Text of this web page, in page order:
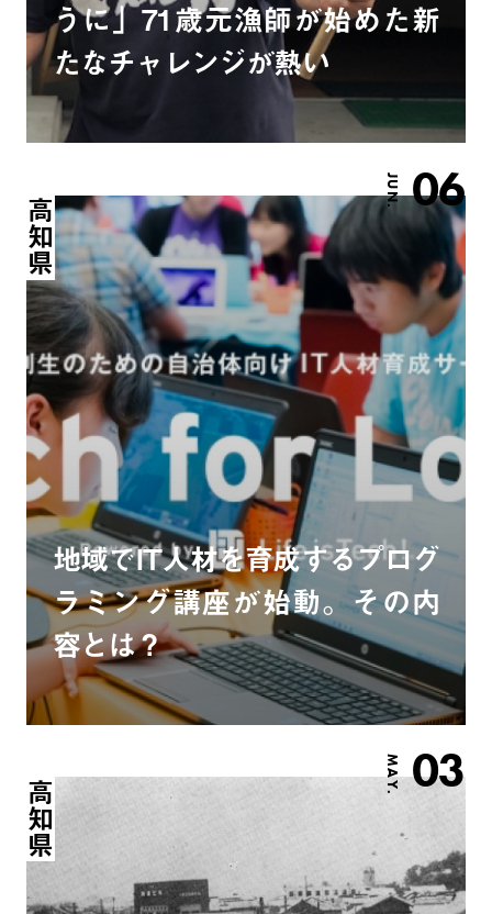
うに」71歳元漁師が始めた新
たなチャレンジが熱い
JUN. 06
高知県
地域でIT人材を育成するプログ
ラミング講座が始動。その内
容とは？
MAY. 03
高知県